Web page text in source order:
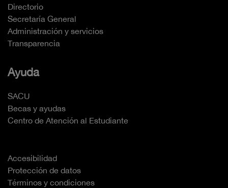
Directorio
Secretaría General
Administración y servicios
Transparencia
Ayuda
SACU
Becas y ayudas
Centro de Atención al Estudiante
Accesibilidad
Protección de datos
Términos y condiciones